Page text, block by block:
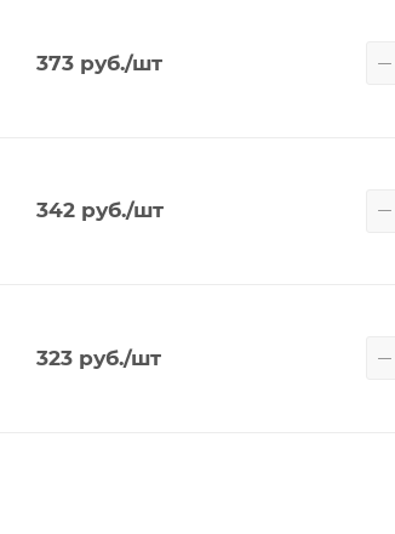
373 руб./шт
342 руб./шт
323 руб./шт